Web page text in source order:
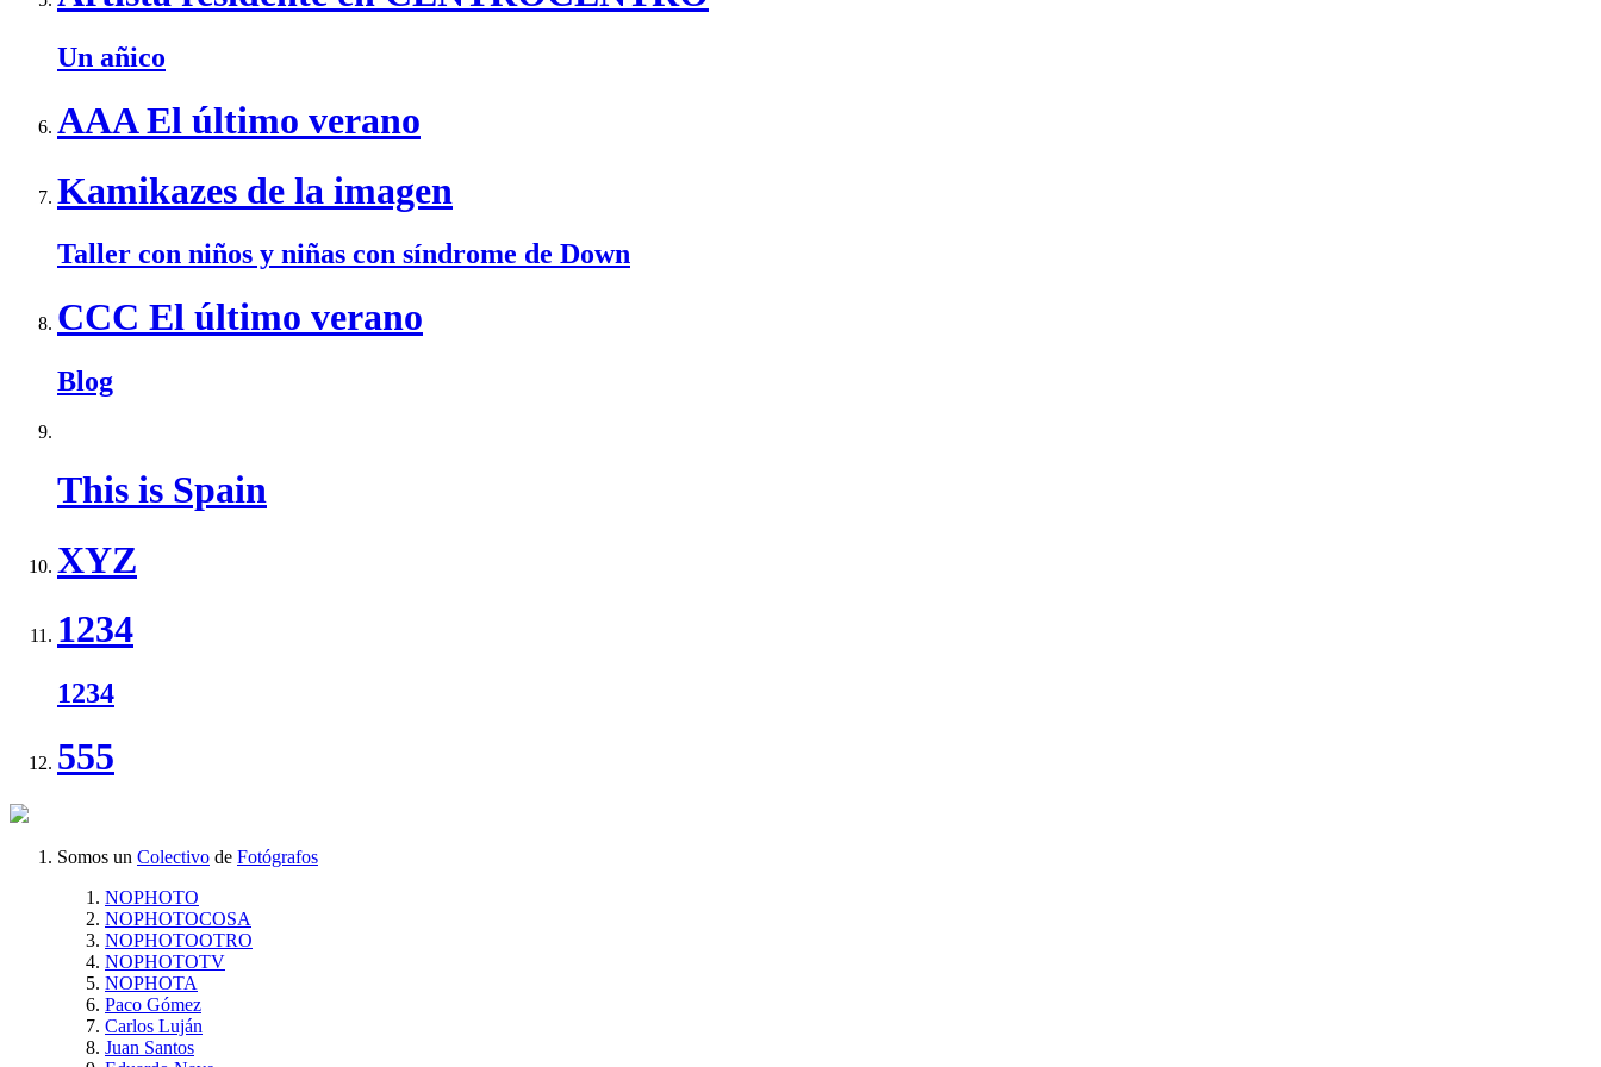
Un añico
AAA El último verano
Kamikazes de la imagen
Taller con niños y niñas con síndrome de Down
CCC El último verano
Blog
This is Spain
XYZ
1234
1234
555
Somos un Colectivo de Fotógrafos
NOPHOTO
NOPHOTOCOSA
NOPHOTOOTRO
NOPHOTOTV
NOPHOTA
Paco Gómez
Carlos Luján
Juan Santos